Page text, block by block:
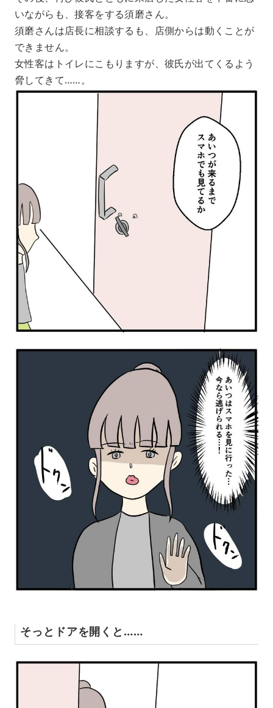
いながらも、接客をする須磨さん。
須磨さんは店長に相談するも、店側からは動くことが
できません。
女性客はトイレにこもりますが、彼氏が出てくるよう
脅してきて……。
そっとドアを開くと……